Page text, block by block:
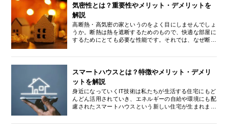
に向いている家族構成とは4. 坪単価ってどういう意
味？金額だけに惑わされないコツ4-1. 坪単価の基本と
よくある誤解4-2. 坪単価が安い＝お得とは限らない理
由5. 坪数だけでなく「間取り・使い方」も重要5-1. 同
じ30坪でも間取り次第で満足度は変わる5-2. 優先すべ
きは「坪数」より「暮らしやすさ」5-3. 家族構成やラ
理解すれば家づくりがスムーズに6-1. 坪数は“目安”。大
べる」はセットで身につけよう6-3. 迷ったらプロに相
談してみよう1. そもそも“坪”とは？1-1. 坪の定義と由来
「坪（つぼ）」とは、日本で古くから使われてきた面積
の単位で、主に住宅業界や不動産の分野で使用されてい
ます。1坪は約3.31平方メートル（m²）で、畳（たた
み）2枚分に相当します。もともとは、間（けん）とい
気密性とは？重要性やメリット・デメリットを
解説
高断熱・高気密の家というのをよく目にしませんでしょ
うか。断熱は熱を遮断するためのもので、快適な部屋に
するためにとても必要な性能です。それでは、なぜ断熱
適な家にするためには断熱と一緒にこの気密性もとても
きましょう。この記事は気密性のことについてご紹介し
ます。1 気密性とは何か？2 住宅の気密性が悪いとどう
なるの？3 住宅の気密性が必要な理由とは4 気密性が高
い住宅に住むメリット5 気密性が高い住宅に住むデメリ
ット6 まとめ気密性とは何か？ 気密性とは家の密閉性
を表すもので簡単に言ってしまうと、隙間がたくさんあ
間のある家は外からの風が入りやすくなるため安定した
スマートハウスとは？特徴やメリット・デメリ
ットを解説
身近になっていくIT技術は私たちが生活する住宅にもど
んどん活用されていき、エネルギーの自給や環境にも配
慮されたスマートハウスという新しい住宅が生まれまし
デメリットについてご紹介していきます。1 スマートハ